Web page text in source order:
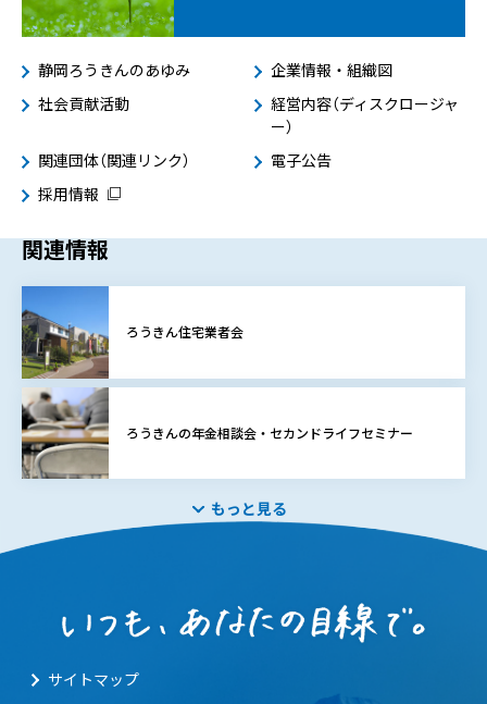
静岡ろうきんのあゆみ
企業情報・組織図
社会貢献活動
経営内容（ディスクロージャ
ー）
関連団体（関連リンク）
電子公告
採用情報
関連情報
ろうきん住宅業者会
ろうきんの年金相談会・セカンドライフセミナー
もっと見る
サイトマップ